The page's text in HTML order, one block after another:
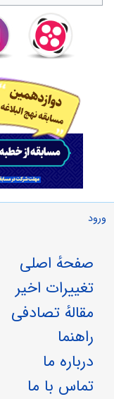
ورود
صفحهٔ اصلی
تغییرات اخیر
مقالهٔ تصادفی
راهنما
درباره ما
تماس با ما